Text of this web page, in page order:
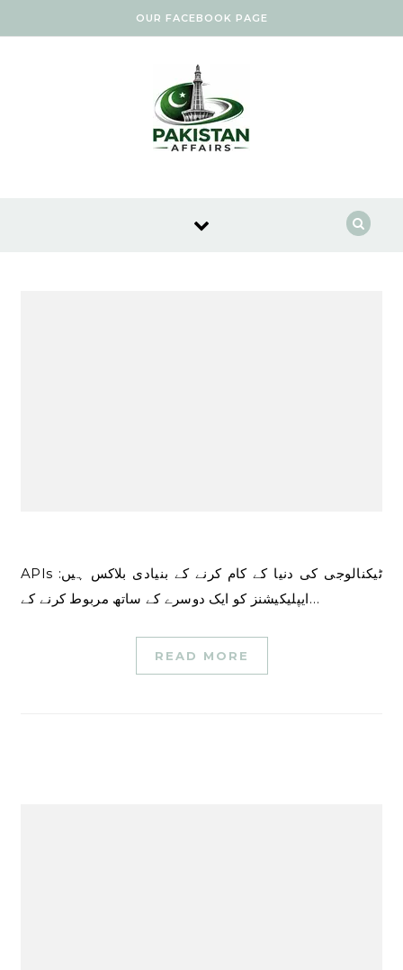
OUR FACEBOOK PAGE
APIs ٹیکنالوجی کی دنیا کے کام کرنے کے بنیادی بلاکس ہیں:
ایپلیکیشنز کو ایک دوسرے کے ساتھ مربوط کرنے کے…
READ MORE